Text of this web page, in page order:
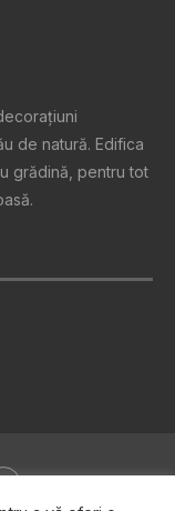
de natură. Edifica
grădină, pentru tot